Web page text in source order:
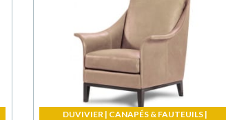
DUVIVIER | CANAPÉS & FAUTEUILS|